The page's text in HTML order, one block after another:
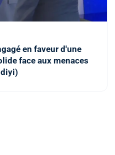
en faveur d'une
face aux menaces